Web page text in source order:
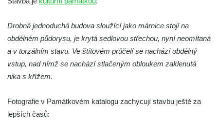
Bývalý kostel svatých Filipa a Jakuba na
náměstí J. V. Kamarýta ve Velešíně
Kaple na hřbitově ve Velešíně
Márnice na hřbitově ve Velešíně
Poutní areál Římov
Kostel svatého Ducha v poutním areálu
Drobná jednoduchá budova sloužící jako márnice stojí na
obdélném půdorysu, je krytá sedlovou střechou, nyní neomítaná
a v torzálním stavu. Ve štítovém průčelí se nachází obdélný
vstup, nad nímž se nachází stlačeným obloukem zaklenutá
nika s křížem.
Fotografie v Památkovém katalogu zachycují stavbu ještě za
lepších časů: